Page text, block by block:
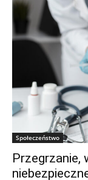
Społeczeństwo
Przegrzanie,